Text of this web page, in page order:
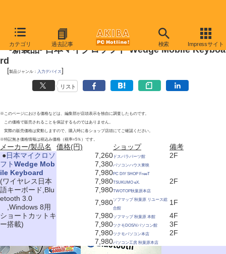
カテゴリ 過去記事 検索 Impressサイト
2012年9月8日
-新製品- 日本マイクロソフト Wedge Mobile Keyboa
rd
[製品ジャンル： 入力デバイス]
リスト
※このページにおける価格などは、編集部が店頭表示を独自に調査したものです。
この価格で販売されることを保証するものではありません。
実際の販売価格は変動しますので、購入時に各ショップ店頭にてご確認ください。
※特記無き価格情報は税込み価格（税率=5％）です。
メーカー/製品名 価格(円) ショップ
備考
●日本マイクロソ
フトWedge Mob
ile Keyboard
(ワイヤレス日本
語キーボード,Blu
etooth 3.0
,Windows 8用
ショートカットキ
ー搭載)
7,260 ドスパラパーツ館
2F
7,380パソコンハウス東映
7,980PC DIY SHOP FreeT
7,980TSUKUMO eX.
2F
7,980TWOTOP秋葉原本店
7,980ソフマップ 秋葉原 リユース総
合館
1F
7,980ソフマップ 秋葉原 本館
4F
7,980ツクモDOS/Vパソコン館
3F
7,980ツクモパソコン本店
2F
7,980パソコン工房 秋葉原本店